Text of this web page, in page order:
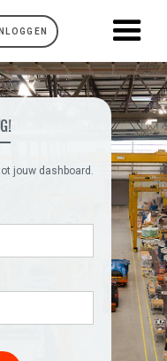
INLOGGEN
jouw dashboard.